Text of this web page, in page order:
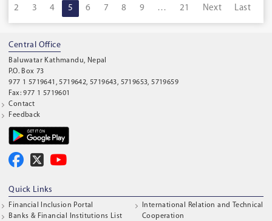
2 3 4 5 6 7 8 9 … 21 Next Last
Central Office
Baluwatar Kathmandu, Nepal
P.O. Box 73
977 1 5719641, 5719642, 5719643, 5719653, 5719659
Fax: 977 1 5719601
Contact
Feedback
Quick Links
Financial Inclusion Portal
Banks & Financial Institutions List
International Relation and Technical
Cooperation